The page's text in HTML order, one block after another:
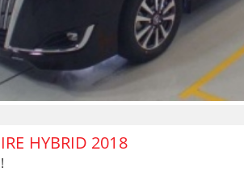
HYBRID 2018